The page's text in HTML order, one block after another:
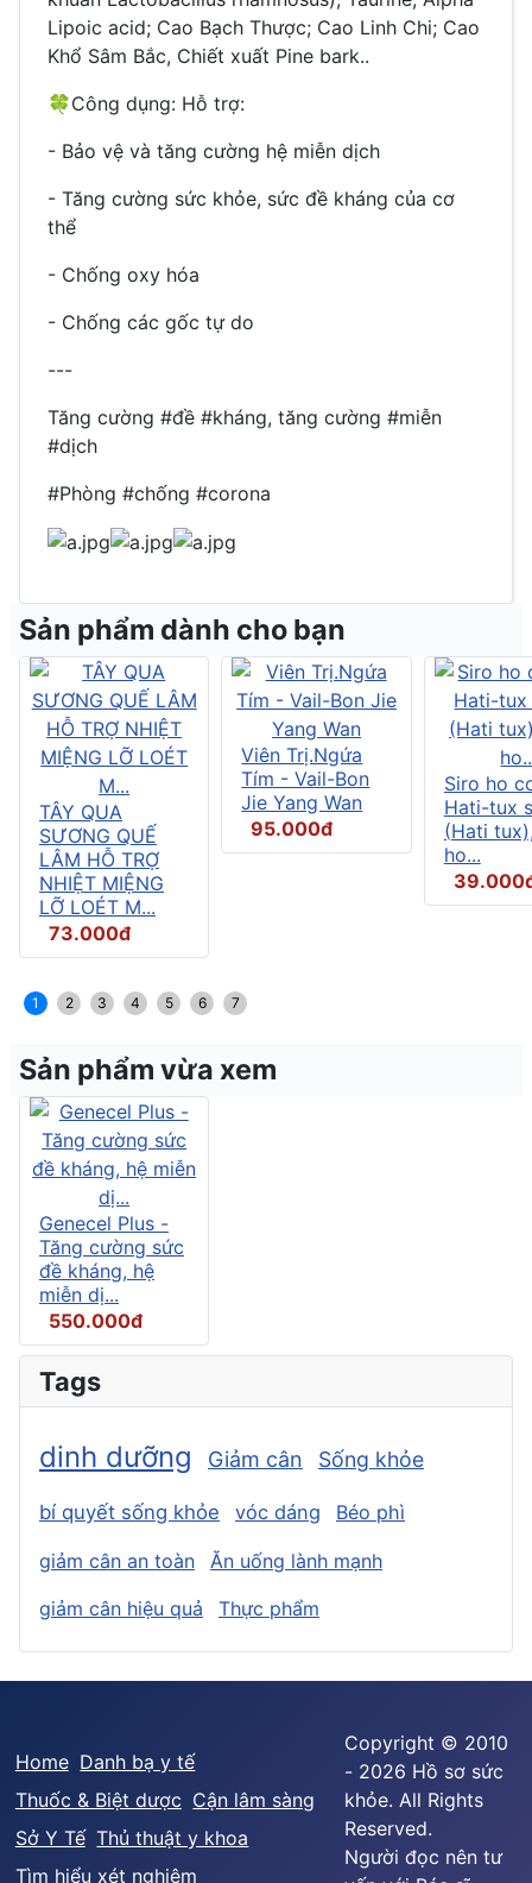
Lipoic acid; Cao Bạch Thược; Cao Linh Chi; Cao
Khổ Sâm Bắc, Chiết xuất Pine bark..
🍀Công dụng: Hỗ trợ:
- Bảo vệ và tăng cường hệ miễn dịch
- Tăng cường sức khỏe, sức đề kháng của cơ
thể
- Chống oxy hóa
- Chống các gốc tự do
---
Tăng cường #đề #kháng, tăng cường #miễn
#dịch
#Phòng #chống #corona
Sản phẩm dành cho bạn
TÂY QUA
SƯƠNG QUẾ
LÂM HỖ TRỢ
NHIỆT MIỆNG
LỠ LOÉT M...
73.000đ
Viên Trị.Ngứa
Tím - Vail-Bon
Jie Yang Wan
95.000đ
Siro ho
Hati-tux
(Hati
ho...
1 2 3 4 5 6 7
Sản phẩm vừa xem
Genecel Plus -
Tăng cường sức
đề kháng, hệ
miễn dị...
550.000đ
Tags
dinh dưỡng Giảm cân Sống khỏe
bí quyết sống khỏe vóc dáng Béo phì
giảm cân an toàn
Ăn uống lành mạnh
giảm cân hiệu quả
Thực phẩm
Home Danh bạ y tế
Thuốc & Biệt dược Cận lâm sàng
Sở Y Tế Thủ thuật y khoa
Tìm hiểu xét nghiệm
Copyright © 2010
- 2026 Hồ sơ sức
khỏe. All Rights
Reserved.
Người đọc nên tư